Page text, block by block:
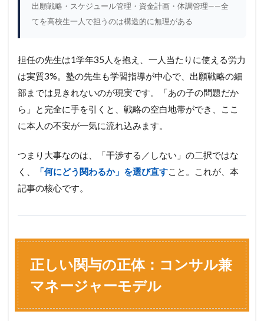
出願戦略・スケジュール管理・資金計画・体調管理——全
てを高校生一人で担うのは構造的に無理がある
担任の先生は1学年35人を抱え、一人当たりに使える労力
は実質3%。塾の先生も学習指導が中心で、出願戦略の細
部までは見きれないのが現実です。「あの子の問題だか
ら」と完全に手を引くと、戦略の空白地帯ができ、ここ
に本人の不安が一気に流れ込みます。
つまり大事なのは、「干渉する／しない」の二択ではな
く、
「何にどう関わるか」を選び直すこと。これが、本
記事の核心です。
正しい関与の正体：コンサル兼
マネージャーモデル